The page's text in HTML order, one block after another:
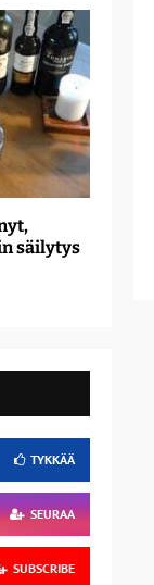
säilytys
TYKKÄÄ
SEURAA
SUBSCRIBE